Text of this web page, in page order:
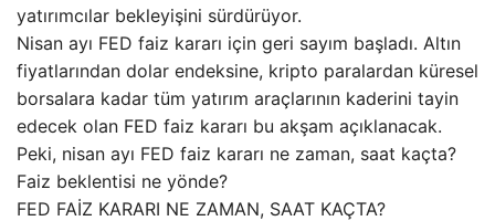
yatırımcılar bekleyişini sürdürüyor.
Nisan ayı FED faiz kararı için geri sayım başladı. Altın
fiyatlarından dolar endeksine, kripto paralardan küresel
borsalara kadar tüm yatırım araçlarının kaderini tayin
edecek olan FED faiz kararı bu akşam açıklanacak.
Peki, nisan ayı FED faiz kararı ne zaman, saat kaçta?
Faiz beklentisi ne yönde?
FED FAİZ KARARI NE ZAMAN, SAAT KAÇTA?